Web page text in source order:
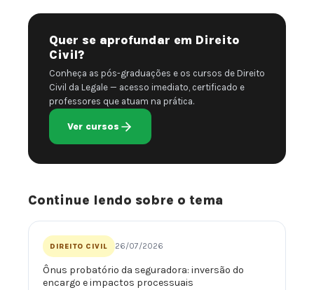
Quer se aprofundar em Direito
Civil?
Conheça as pós-graduações e os cursos de Direito
Civil da Legale — acesso imediato, certificado e
professores que atuam na prática.
Ver cursos
Continue lendo sobre o tema
DIREITO CIVIL 26/07/2026
Ônus probatório da seguradora: inversão do
encargo e impactos processuais